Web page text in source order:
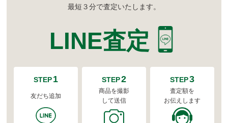
最短３分で査定いたします。
LINE査定
STEP1
友だち追加
STEP2
商品を撮影
して送信
STEP3
査定額を
お伝えします